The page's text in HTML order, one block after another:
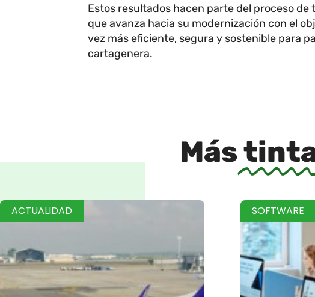
Estos resultados hacen parte del proceso
que avanza hacia su modernización con el
vez más eficiente, segura y sostenible para
cartagenera.
Más
ACTUALIDAD SOFTWARE